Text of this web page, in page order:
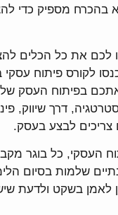
בהכרח מספיק כדי
לכם את כל הכלים
לקורס פיתוח עסקי
אתכם בפיתוח העסק
דרך שיווק,
צריכים לבצע בעסק.
העסקי, כל בוגר מקבל
שלמות בסיום
לאמן בשקט ולדעת